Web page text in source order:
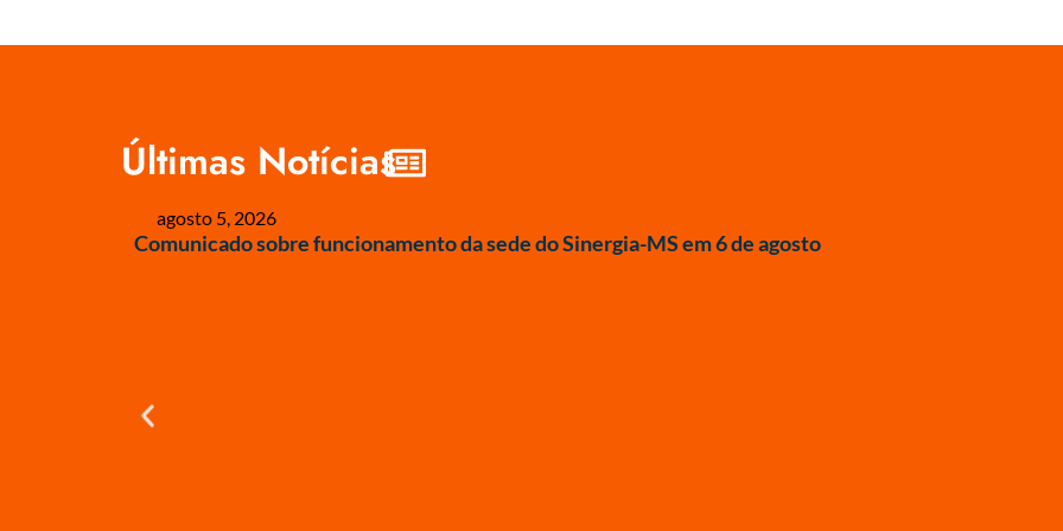
Últimas Notícias
agosto 5, 2026
Comunicado sobre funcionamento da sede do Sinergia-MS em 6 de agosto